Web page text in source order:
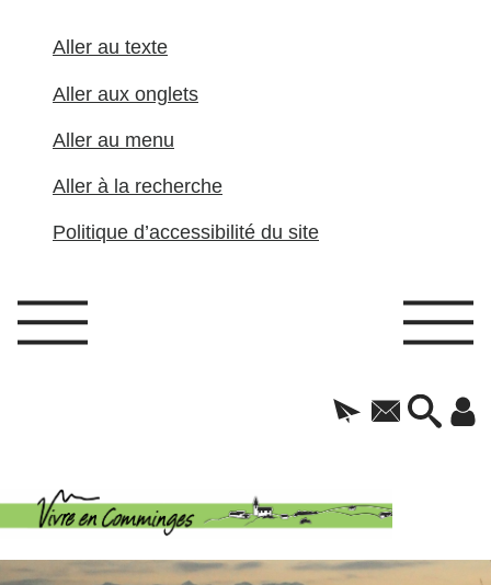
Aller au texte
Aller aux onglets
Aller au menu
Aller à la recherche
Politique d’accessibilité du site